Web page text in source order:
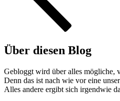
Über diesen Blog
Gebloggt wird über alles mögliche,
Denn das ist nach wie vor eine
Alles andere ergibt sich irgendwie